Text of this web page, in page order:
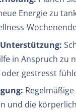
Energie zu
in Anspruch zu
gestresst
und die